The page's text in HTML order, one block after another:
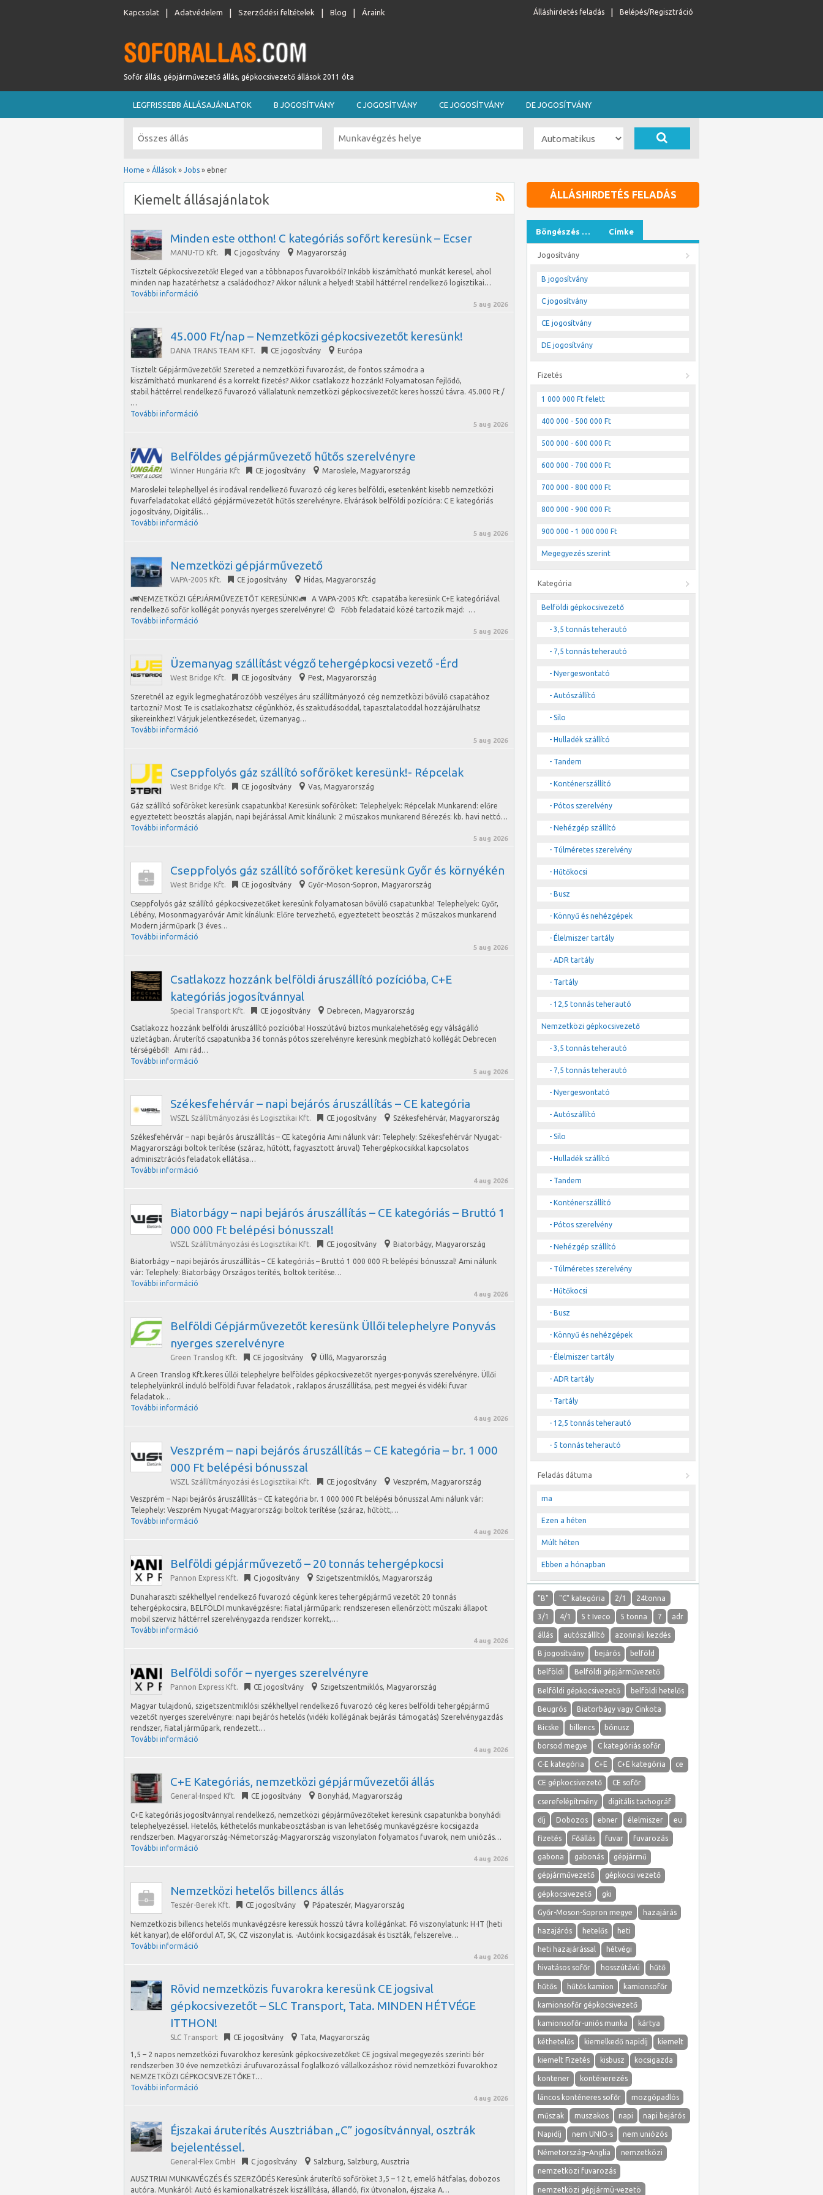
Kapcsolat Adatvédelem Szerződési feltételek Blog Áraink Belépés/Regisztráció
Álláshirdetés feladás
Sofőr állás, gépjárművezető állás, gépkocsivezető állások 2011 óta
LEGFRISSEBB ÁLLÁSAJÁNLATOK B JOGOSÍTVÁNY C JOGOSÍTVÁNY CE JOGOSÍTVÁNY DE JOGOSÍTVÁNY
Home » Állások » Jobs » ebner
Kiemelt állásajánlatok
Minden este otthon! C kategóriás sofőrt keresünk – Ecser
MANU-TD Kft. C jogosítvány Magyarország
Tisztelt Gépkocsivezetők! Eleged van a többnapos fuvarokból? Inkább kiszámítható munkát keresel, ahol
minden nap hazatérhetsz a családodhoz? Akkor nálunk a helyed! Stabil háttérrel rendelkező logisztikai…
További információ
5 aug 2026
45.000 Ft/nap – Nemzetközi gépkocsivezetőt keresünk!
DANA TRANS TEAM KFT. CE jogosítvány Európa
Tisztelt Gépjárművezetők! Szereted a nemzetközi fuvarozást, de fontos számodra a
kiszámítható munkarend és a korrekt fizetés? Akkor csatlakozz hozzánk! Folyamatosan fejlődő,
stabil háttérrel rendelkező fuvarozó vállalatunk nemzetközi gépkocsivezetőt keres hosszú távra. 45.000 Ft /
…
További információ
5 aug 2026
Belföldes gépjárművezető hűtős szerelvényre
Winner Hungária Kft CE jogosítvány Maroslele, Magyarország
Maroslelei telephellyel és irodával rendelkező fuvarozó cég keres belföldi, esetenként kisebb nemzetközi
fuvarfeladatokat ellátó gépjárművezetőt hűtős szerelvényre. Elvárások belföldi pozícióra: C E kategóriás
jogosítvány, Digitális…
További információ
5 aug 2026
Nemzetközi gépjárművezető
VAPA-2005 Kft. CE jogosítvány Hidas, Magyarország
🚛NEMZETKÖZI GÉPJÁRMŰVEZETŐT KERESÜNK!🚛 A VAPA-2005 Kft. csapatába keresünk C+E kategóriával
rendelkező sofőr kollégát ponyvás nyerges szerelvényre! 😊 Főbb feladataid közé tartozik majd: …
További információ
5 aug 2026
Üzemanyag szállítást végző tehergépkocsi vezető -Érd
West Bridge Kft. CE jogosítvány Pest, Magyarország
Szeretnél az egyik legmeghatározóbb veszélyes áru szállítmányozó cég nemzetközi bővülő csapatához
tartozni? Most Te is csatlakozhatsz cégünkhöz, és szaktudásoddal, tapasztalatoddal hozzájárulhatsz
sikereinkhez! Várjuk jelentkezésedet, üzemanyag…
További információ
5 aug 2026
Cseppfolyós gáz szállító sofőröket keresünk!- Répcelak
West Bridge Kft. CE jogosítvány Vas, Magyarország
Gáz szállító sofőröket keresünk csapatunkba! Keresünk sofőröket: Telephelyek: Répcelak Munkarend: előre
egyeztetett beosztás alapján, napi bejárással Amit kínálunk: 2 műszakos munkarend Bérezés: kb. havi nettó…
További információ
5 aug 2026
Cseppfolyós gáz szállító sofőröket keresünk Győr és környékén
West Bridge Kft. CE jogosítvány Győr-Moson-Sopron, Magyarország
Cseppfolyós gáz szállító gépkocsivezetőket keresünk folyamatosan bővülő csapatunkba! Telephelyek: Győr,
Lébény, Mosonmagyaróvár Amit kínálunk: Előre tervezhető, egyeztetett beosztás 2 műszakos munkarend
Modern járműpark (3 éves…
További információ
5 aug 2026
Csatlakozz hozzánk belföldi áruszállító pozícióba, C+E
kategóriás jogosítvánnyal
Special Transport Kft. CE jogosítvány Debrecen, Magyarország
Csatlakozz hozzánk belföldi áruszállító pozícióba! Hosszútávú biztos munkalehetőség egy válságálló
üzletágban. Áruterítő csapatunkba 36 tonnás pótos szerelvényre keresünk megbízható kollégát Debrecen
térségéből! Ami rád…
További információ
5 aug 2026
Székesfehérvár – napi bejárós áruszállítás – CE kategória
WSZL Szállítmányozási és Logisztikai Kft. CE jogosítvány Székesfehérvár, Magyarország
Székesfehérvár – napi bejárós áruszállítás – CE kategória Ami nálunk vár: Telephely: Székesfehérvár Nyugat-
Magyarországi boltok terítése (száraz, hűtött, fagyasztott áruval) Tehergépkocsikkal kapcsolatos
adminisztrációs feladatok ellátása…
További információ
4 aug 2026
Biatorbágy – napi bejárós áruszállítás – CE kategóriás – Bruttó 1
000 000 Ft belépési bónusszal!
WSZL Szállítmányozási és Logisztikai Kft. CE jogosítvány Biatorbágy, Magyarország
Biatorbágy – napi bejárós áruszállítás – CE kategóriás – Bruttó 1 000 000 Ft belépési bónusszal! Ami nálunk
vár: Telephely: Biatorbágy Országos terítés, boltok terítése…
További információ
4 aug 2026
Belföldi Gépjárművezetőt keresünk Üllői telephelyre Ponyvás
nyerges szerelvényre
Green Translog Kft. CE jogosítvány Üllő, Magyarország
A Green Translog Kft.keres üllői telephelyre belföldes gépkocsivezetőt nyerges-ponyvás szerelvényre. Üllői
telephelyünkről induló belföldi fuvar feladatok , raklapos áruszállítása, pest megyei és vidéki fuvar
feladatok…
További információ
4 aug 2026
Veszprém – napi bejárós áruszállítás – CE kategória – br. 1 000
000 Ft belépési bónusszal
WSZL Szállítmányozási és Logisztikai Kft. CE jogosítvány Veszprém, Magyarország
Veszprém – Napi bejárós áruszállítás – CE kategória br. 1 000 000 Ft belépési bónusszal Ami nálunk vár:
Telephely: Veszprém Nyugat-Magyarországi boltok terítése (száraz, hűtött,…
További információ
4 aug 2026
Belföldi gépjárművezető – 20 tonnás tehergépkocsi
Pannon Express Kft. C jogosítvány Szigetszentmiklós, Magyarország
Dunaharaszti székhellyel rendelkező fuvarozó cégünk keres tehergépjármű vezetőt 20 tonnás
tehergépkocsira, BELFÖLDI munkavégzésre: fiatal járműpark: rendszeresen ellenőrzött műszaki állapot
mobil szerviz háttérrel szerelvénygazda rendszer korrekt,…
További információ
4 aug 2026
Belföldi sofőr – nyerges szerelvényre
Pannon Express Kft. CE jogosítvány Szigetszentmiklós, Magyarország
Magyar tulajdonú, szigetszentmiklósi székhellyel rendelkező fuvarozó cég keres belföldi tehergépjármű
vezetőt nyerges szerelvényre: napi bejárós hetelős (vidéki kollégának bejárási támogatás) Szerelvénygazdás
rendszer, fiatal járműpark, rendezett…
További információ
4 aug 2026
C+E Kategóriás, nemzetközi gépjárművezetői állás
General-Insped Kft. CE jogosítvány Bonyhád, Magyarország
C+E kategóriás jogosítvánnyal rendelkező, nemzetközi gépjárművezőteket keresünk csapatunkba bonyhádi
telephelyezéssel. Hetelős, kéthetelős munkabeosztásban is van lehetőség munkavégzésre kocsigazda
rendszerben. Magyarország-Németország-Magyarország viszonylaton folyamatos fuvarok, nem uniózás…
További információ
4 aug 2026
Nemzetközi hetelős billencs állás
Teszér-Berek Kft. CE jogosítvány Pápateszér, Magyarország
Nemzetközis billencs hetelős munkavégzésre keressük hosszú távra kollégánkat. Fő viszonylatunk: H-IT (heti
két kanyar),de előfordul AT, SK, CZ viszonylat is. -Autóink kocsigazdásak és tiszták, felszerelve…
További információ
4 aug 2026
Rövid nemzetközis fuvarokra keresünk CE jogsival
gépkocsivezetőt – SLC Transport, Tata. MINDEN HÉTVÉGE
ITTHON!
SLC Transport CE jogosítvány Tata, Magyarország
1,5 – 2 napos nemzetközi fuvarokhoz keresünk gépkocsivezetőket CE jogsival megegyezés szerinti bér
rendszerben 30 éve nemzetközi árufuvarozással foglalkozó vállalkozáshoz rövid nemzetközi fuvarokhoz
NEMZETKÖZI GÉPKOCSIVEZETŐKET…
További információ
4 aug 2026
Éjszakai áruterítés Ausztriában „C” jogosítvánnyal, osztrák
bejelentéssel.
General-Flex GmbH C jogosítvány Salzburg, Salzburg, Ausztria
AUSZTRIAI MUNKAVÉGZÉS ÉS SZERZŐDÉS Keresünk áruterítő sofőröket 3,5 – 12 t, emelő hátfalas, dobozos
autóra. Munkáról: Autó és kamionalkatrészek kiszállítása, állandó, fix útvonalon, éjszaka A…
ÁLLÁSHIRDETÉS FELADÁS
Böngészés … Címke
Jogosítvány
B jogosítvány
C jogosítvány
CE jogosítvány
DE jogosítvány
Fizetés
1 000 000 Ft felett
400 000 - 500 000 Ft
500 000 - 600 000 Ft
600 000 - 700 000 Ft
700 000 - 800 000 Ft
800 000 - 900 000 Ft
900 000 - 1 000 000 Ft
Megegyezés szerint
Kategória
Belföldi gépkocsivezető
- 3,5 tonnás teherautó
- 7,5 tonnás teherautó
- Nyergesvontató
- Autószállító
- Silo
- Hulladék szállító
- Tandem
- Konténerszállító
- Pótos szerelvény
- Nehézgép szállító
- Túlméretes szerelvény
- Hűtőkocsi
- Busz
- Könnyű és nehézgépek
- Élelmiszer tartály
- ADR tartály
- Tartály
- 12,5 tonnás teherautó
Nemzetközi gépkocsivezető
- 3,5 tonnás teherautó
- 7,5 tonnás teherautó
- Nyergesvontató
- Autószállító
- Silo
- Hulladék szállító
- Tandem
- Konténerszállító
- Pótos szerelvény
- Nehézgép szállító
- Túlméretes szerelvény
- Hűtőkocsi
- Busz
- Könnyű és nehézgépek
- Élelmiszer tartály
- ADR tartály
- Tartály
- 12,5 tonnás teherautó
- 5 tonnás teherautó
Feladás dátuma
ma
Ezen a héten
Múlt héten
Ebben a hónapban
"B" "C" kategória 2/1 24tonna
3/1 4/1 5 t Iveco 5 tonna 7 adr
állás autószállító azonnali kezdés
B jogosítvány bejárós belföld
belföldi Belföldi gépjárművezető
Belföldi gépkocsivezető belföldi hetelős
Beugrós Biatorbágy vagy Cinkota
Bicske billencs bónusz
borsod megye C kategóriás sofőr
C-E kategória C+E C+E kategória ce
CE gépkocsivezető CE sofőr
cserefelépítmény digitális tachográf
díj Dobozos ebner élelmiszer eu
fizetés Főállás fuvar fuvarozás
gabona gabonás gépjármű
gépjárművezető gépkocsi vezető
gépkocsivezető gki
Győr-Moson-Sopron megye hazajárás
hazajárós hetelős heti
heti hazajárással hétvégi
hivatásos sofőr hosszútávú hűtő
hűtős hűtős kamion kamionsofőr
kamionsofőr gépkocsivezető
kamionsofőr-uniós munka kártya
kéthetelős kiemelkedő napidíj kiemelt
kiemelt Fizetés kisbusz kocsigazda
kontener konténerezés
láncos konténeres sofőr mozgópadlós
műszak muszakos napi napi bejárós
Napidíj nem UNIO-s nem uniózós
Németország–Anglia nemzetközi
nemzetközi fuvarozás
nemzetközi gépjármü-vezetö